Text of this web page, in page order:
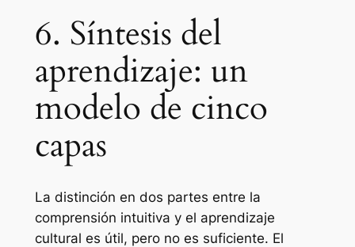
6. Síntesis del
aprendizaje: un
modelo de cinco
capas
La distinción en dos partes entre la
comprensión intuitiva y el aprendizaje
cultural es útil, pero no es suficiente. El